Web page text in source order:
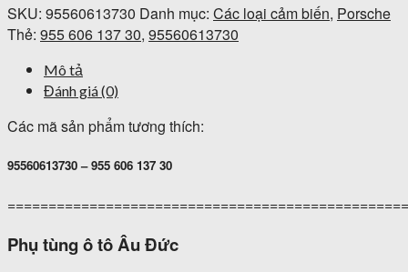
SKU: 95560613730 Danh mục: Các loại cảm biến, Porsche
Thẻ: 955 606 137 30, 95560613730
Mô tả
Đánh giá (0)
Các mã sản phẩm tương thích:
95560613730 – 955 606 137 30
Phụ tùng ô tô Âu Đức